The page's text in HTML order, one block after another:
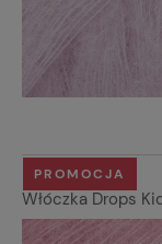
Włóczka Drops
PROMOCJA